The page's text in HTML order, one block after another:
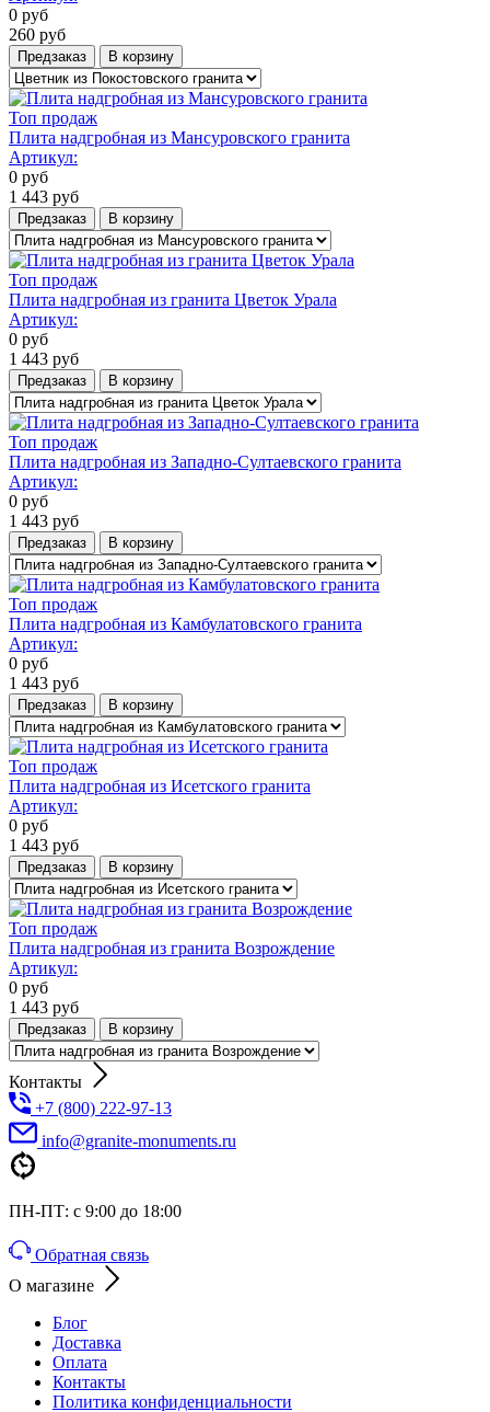
0 руб
260 руб
Предзаказ В корзину
Топ продаж
Плита надгробная из Мансуровского гранита
Артикул:
0 руб
1 443 руб
Предзаказ В корзину
Топ продаж
Плита надгробная из гранита Цветок Урала
Артикул:
0 руб
1 443 руб
Предзаказ В корзину
Топ продаж
Плита надгробная из Западно-Султаевского гранита
Артикул:
0 руб
1 443 руб
Предзаказ В корзину
Топ продаж
Плита надгробная из Камбулатовского гранита
Артикул:
0 руб
1 443 руб
Предзаказ В корзину
Топ продаж
Плита надгробная из Исетского гранита
Артикул:
0 руб
1 443 руб
Предзаказ В корзину
Топ продаж
Плита надгробная из гранита Возрождение
Артикул:
0 руб
1 443 руб
Предзаказ В корзину
Контакты
+7 (800) 222-97-13
info@granite-monuments.ru
ПН-ПТ: с 9:00 до 18:00
Обратная связь
О магазине
Блог
Доставка
Оплата
Контакты
Политика конфиденциальности